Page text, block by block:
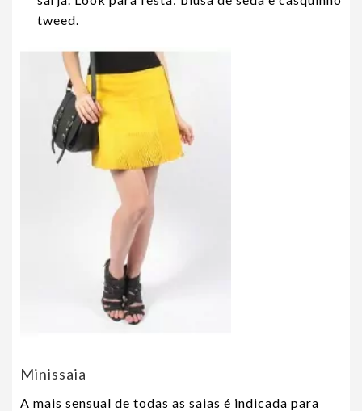
tweed.
Minissaia
A mais sensual de todas as saias é indicada para